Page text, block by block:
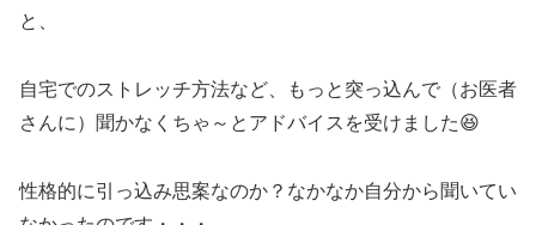
と、
自宅でのストレッチ方法など、もっと突っ込んで（お医者
さんに）聞かなくちゃ～とアドバイスを受けました😆
性格的に引っ込み思案なのか？なかなか自分から聞いてい